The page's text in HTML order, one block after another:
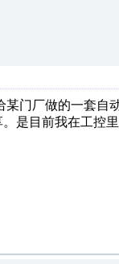
门厂做的一套自
是目前我在工控